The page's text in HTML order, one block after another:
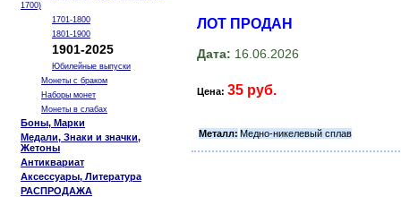
1700)
1701-1800
1801-1900
1901-2025
Юбилейные выпуски
Монеты с браком
Наборы монет
Монеты в слабах
Боны, Марки
Медали, Знаки и значки,
Жетоны
Антиквариат
Аксессуары, Литература
РАСПРОДАЖА
ЛОТ ПРОДАН
Дата: 16.06.2026
Цена: 35 руб.
Металл: Медно-никелевый сплав